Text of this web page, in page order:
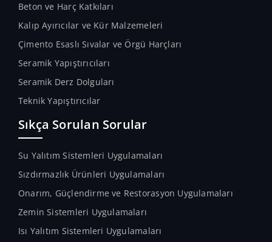
Beton ve Harç Katkıları
Kalıp Ayırıcılar ve Kür Malzemeleri
Çimento Esaslı Sıvalar ve Örgü Harçları
Seramik Yapıştırıcıları
Seramik Derz Dolguları
Teknik Yapıştırıcılar
Sıkça Sorulan Sorular
Su Yalıtım Sistemleri Uygulamaları
Sızdırmazlık Ürünleri Uygulamaları
Onarım, Güçlendirme ve Restorasyon Uygulamaları
Zemin Sistemleri Uygulamaları
Isı Yalıtım Sistemleri Uygulamaları